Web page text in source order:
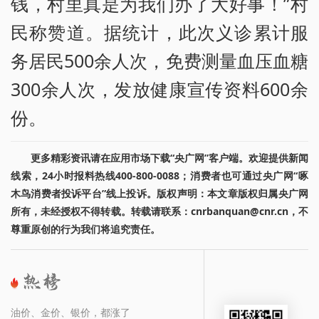
民称赞道。据统计，此次义诊累计服
务居民500余人次，免费测量血压血糖
300余人次，发放健康宣传资料600余
份。
更多精彩资讯请在应用市场下载“央广网”客户端。欢迎提供新闻
线索，24小时报料热线400-800-0088；消费者也可通过央广网“啄
木鸟消费者投诉平台”线上投诉。版权声明：本文章版权归属央广网
所有，未经授权不得转载。转载请联系：cnrbanquan@cnr.cn，不
尊重原创的行为我们将追究责任。
油价、金价、银价，都涨了